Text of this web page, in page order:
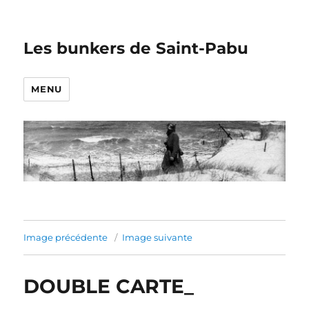
Les bunkers de Saint-Pabu
MENU
Image précédente Image suivante
DOUBLE CARTE_